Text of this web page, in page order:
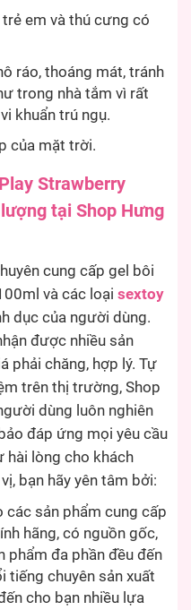
em và thú cưng có
ráo, thoáng mát, tránh
trong nhà tắm vì rất
khuẩn trú ngụ.
của mặt trời.
Strawberry
tại Shop Hưng
cung cấp gel bôi
và các loại sextoy
dục của người dùng.
được nhiều sản
phải chăng, hợp lý. Tự
trên thị trường, Shop
dùng luôn nghiên
đáp ứng mọi yêu cầu
hài lòng cho khách
bạn hãy yên tâm bởi:
các sản phẩm cung cấp
hãng, có nguồn gốc,
phẩm đa phần đều đến
tiếng chuyên sản xuất
cho bạn nhiều lựa